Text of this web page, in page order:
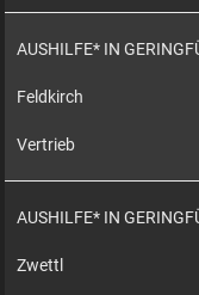
AUSHILFE* IN
Feldkirch
Vertrieb
AUSHILFE* IN
Zwettl